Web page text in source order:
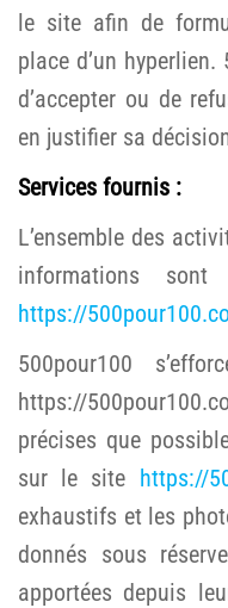
le site afin de
place d’un
d’accepter ou de
en justifier sa
Services fournis :
L’ensemble des
informations
https://
500pour100
https://
précises que
sur le site https://
exhaustifs et les
donnés sous
apportées depuis